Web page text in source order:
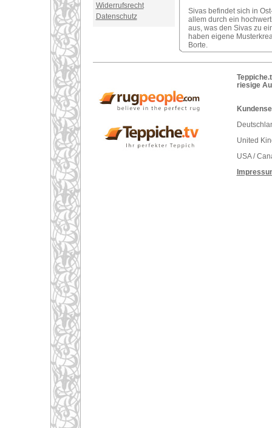
Widerrufsrecht
Datenschutz
Sivas befindet sich in
allem durch ein
aus, was den Sivas zu
haben eigene
Borte.
riesige
United
USA /